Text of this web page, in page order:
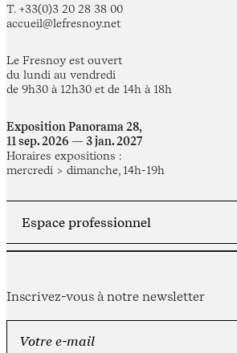
T. +33(0)3 20 28 38 00
accueil@lefresnoy.net
Le Fresnoy est ouvert
du lundi au vendredi
de 9h30 à 12h30 et de 14h à 18h
Exposition Panorama 28,
11 sep. 2026 — 3 jan. 2027
Horaires expositions :
mercredi > dimanche, 14h-19h
Inscrivez-vous à notre newsletter